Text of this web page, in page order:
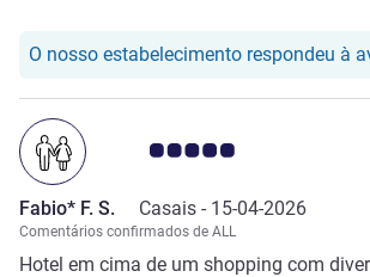
O nosso estabelecimento respondeu à
Nota clientes Avis 5.0/5
Fabio* F. S. Casais - 15-04-2026
Comentários confirmados de ALL
Hotel em cima de um shopping com